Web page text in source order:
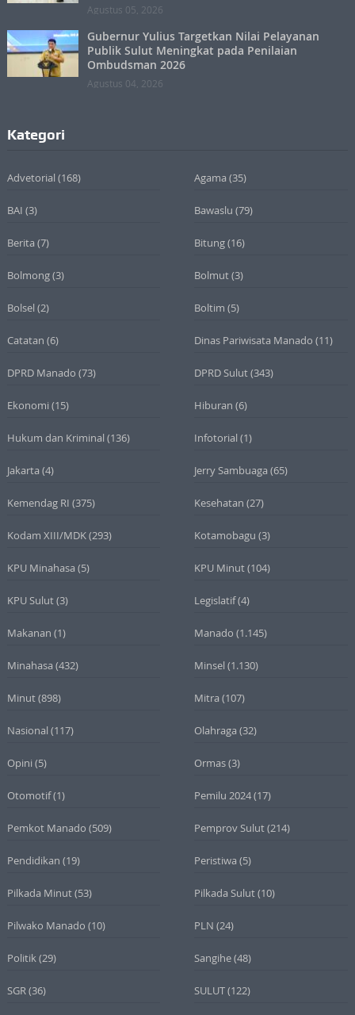
Agustus 05, 2026
Gubernur Yulius Targetkan Nilai Pelayanan
Publik Sulut Meningkat pada Penilaian
Ombudsman 2026
Agustus 04, 2026
Kategori
Advetorial (168) Agama (35)
BAI (3) Bawaslu (79)
Berita (7) Bitung(16)
Bolmong(3) Bolmut(3)
Bolsel (2) Boltim (5)
Catatan (6) Dinas Pariwisata Manado (11)
DPRD Manado (73) DPRD Sulut(343)
Ekonomi (15) Hiburan (6)
Hukum dan Kriminal (136) Infotorial (1)
Jakarta (4) Jerry Sambuaga (65)
Kemendag RI (375) Kesehatan (27)
Kodam XIII/MDK(293) Kotamobagu (3)
KPU Minahasa (5) KPU Minut(104)
KPU Sulut(3) Legislatif(4)
Makanan (1) Manado (1.145)
Minahasa (432) Minsel (1.130)
Minut(898) Mitra (107)
Nasional (117) Olahraga (32)
Opini (5) Ormas(3)
Otomotif(1) Pemilu 2024(17)
Pemkot Manado (509) Pemprov Sulut(214)
Pendidikan (19) Peristiwa (5)
Pilkada Minut(53) Pilkada Sulut(10)
Pilwako Manado (10) PLN (24)
Politik(29) Sangihe(48)
SGR(36) SULUT(122)